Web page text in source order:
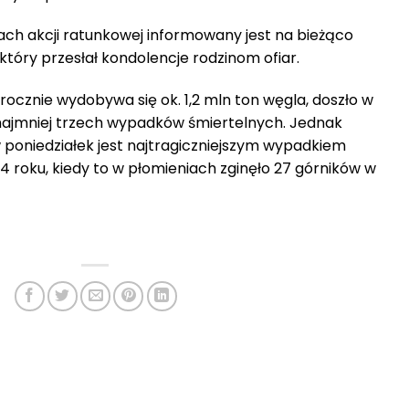
akcji ratunkowej informowany jest na bieżąco
przesłał kondolencje rodzinom ofiar.
wydobywa się ok. 1,2 mln ton węgla, doszło w
trzech wypadków śmiertelnych. Jednak
jest najtragiczniejszym wypadkiem
roku, kiedy to w płomieniach zginęło 27 górników w